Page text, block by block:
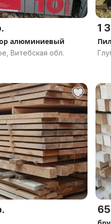
алюминиевый
Витебская обл.
1